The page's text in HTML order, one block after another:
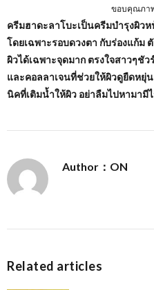
ขอบคุณภา
ครีมฮาดะลาโบะเป็นครีมบำรุงผิว
โดยเฉพาะรอบดวงตา กับร่องแก้ม
ผิวได้เฉพาะจุดมาก ตรงใจสาวๆชั
และคอลลาเจนที่ช่วยให้ผิวดูยืดหยุ่
นิคที่เติมน้ำให้ผิว อย่าลืมไปหามามี
Author：ON
Related articles